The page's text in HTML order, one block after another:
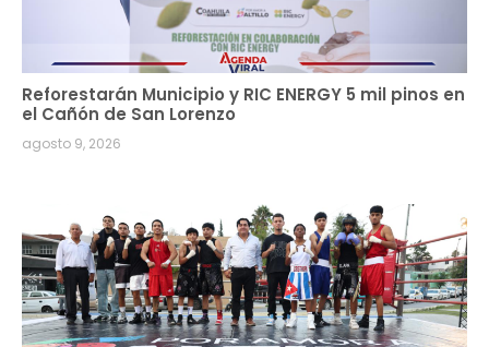
Reforestarán Municipio y RIC ENERGY 5 mil pinos en
el Cañón de San Lorenzo
agosto 9, 2026